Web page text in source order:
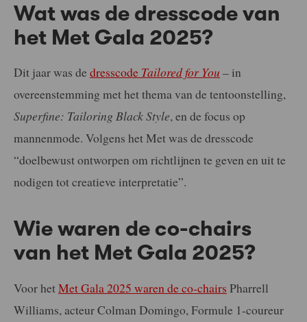
Wat was de dresscode van
het Met Gala 2025?
Dit jaar was de dresscode Tailored for You – in
overeenstemming met het thema van de tentoonstelling,
Superfine: Tailoring Black Style, en de focus op
mannenmode. Volgens het Met was de dresscode
“doelbewust ontworpen om richtlijnen te geven en uit te
nodigen tot creatieve interpretatie”.
Wie waren de co-chairs
van het Met Gala 2025?
Voor hetMet Gala 2025 waren de co-chairs Pharrell
Williams, acteur Colman Domingo, Formule 1-coureur